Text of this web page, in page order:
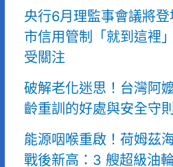
央行6月理監事會議將
市信用管制「就到這裡
受關注
破解老化迷思！台灣阿
齡重訓的好處與安全守則
能源咽喉重啟！荷姆茲
戰後新高：3 艘超級油